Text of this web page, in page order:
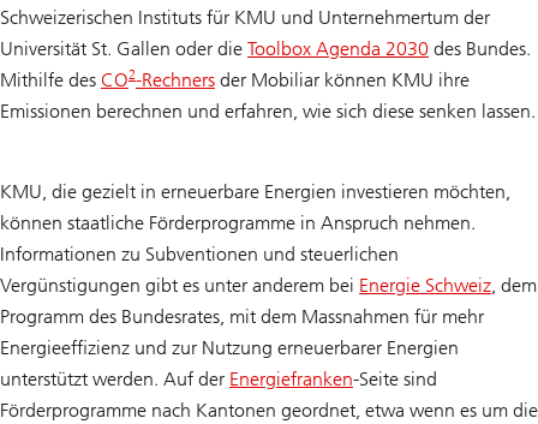
Schweizerischen Instituts für KMU und Unternehmertum der
Universität St. Gallen oder die Toolbox Agenda 2030 des Bundes.
Mithilfe des CO2-Rechners der Mobiliar können KMU ihre
Emissionen berechnen und erfahren, wie sich diese senken lassen.
KMU, die gezielt in erneuerbare Energien investieren möchten,
können staatliche Förderprogramme in Anspruch nehmen.
Informationen zu Subventionen und steuerlichen
Vergünstigungen gibt es unter anderem bei Energie Schweiz, dem
Programm des Bundesrates, mit dem Massnahmen für mehr
Energieeffizienz und zur Nutzung erneuerbarer Energien
unterstützt werden. Auf der Energiefranken-Seite sind
Förderprogramme nach Kantonen geordnet, etwa wenn es um die